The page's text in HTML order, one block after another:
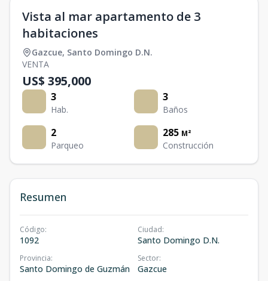
Vista al mar apartamento de 3
habitaciones
Gazcue, Santo Domingo D.N.
VENTA
US$ 395,000
3
Hab.
3
Baños
2
Parqueo
285 M²
Construcción
Resumen
Código:
1092
Ciudad:
Santo Domingo D.N.
Provincia:
Santo Domingo de Guzmán
Sector:
Gazcue